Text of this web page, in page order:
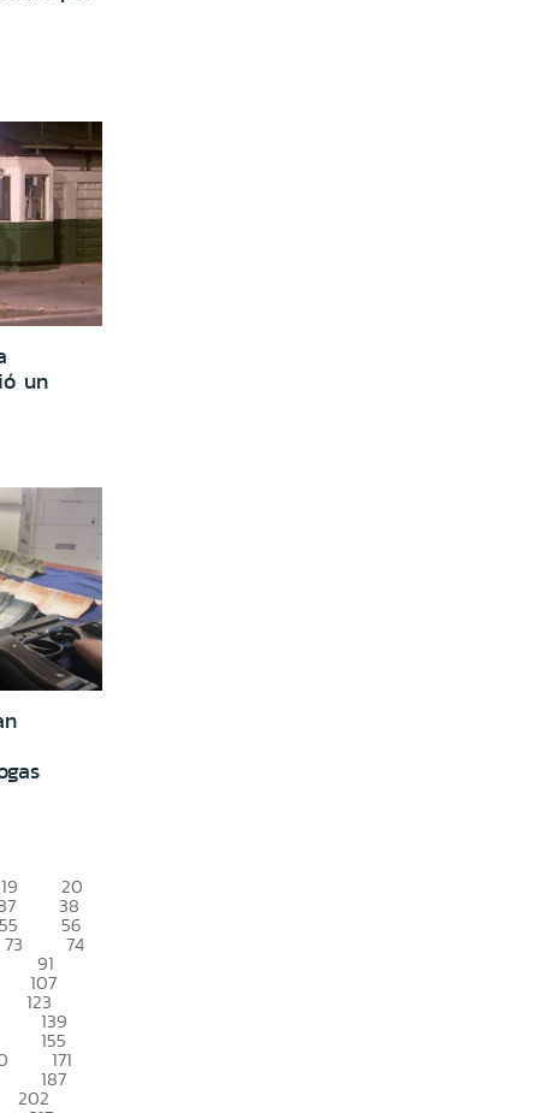
un
19 20
38
56
73 74
91
107
123
139
155
171
187
202